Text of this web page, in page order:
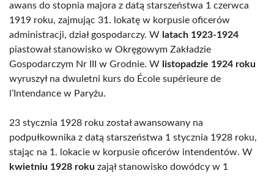
awans do stopnia majora z datą starszeństwa 1 czerwca
1919 roku, zajmując 31. lokatę w korpusie oficerów
administracji, dział gospodarczy. W latach 1923-1924
piastował stanowisko w Okręgowym Zakładzie
Gospodarczym Nr III w Grodnie. W listopadzie 1924 roku
wyruszył na dwuletni kurs do École supérieure de
l’Intendance w Paryżu.
23 stycznia 1928 roku został awansowany na
podpułkownika z datą starszeństwa 1 stycznia 1928 roku,
stając na 1. lokacie w korpusie oficerów intendentów. W
kwietniu 1928 roku zajął stanowisko dowódcy w 1